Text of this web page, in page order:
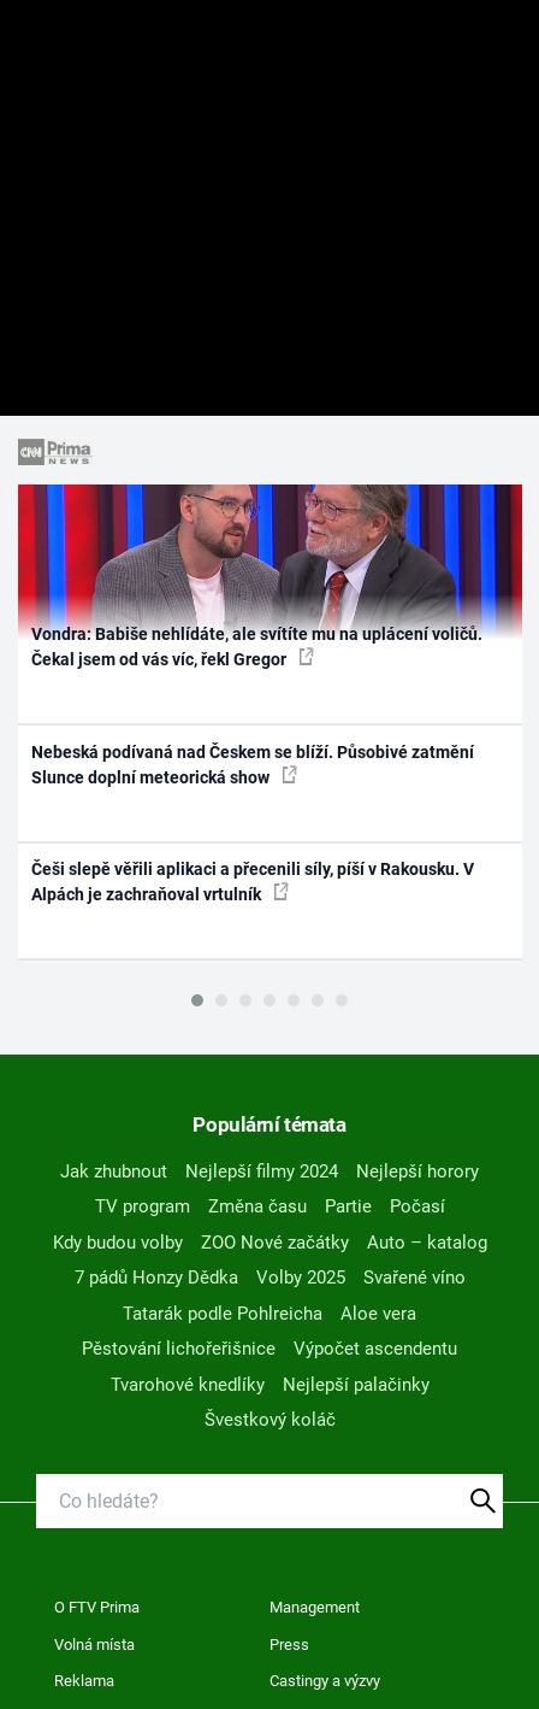
Vondra: Babiše nehlídáte, ale svítíte mu na uplácení voličů.
Čekal jsem od vás víc, řekl Gregor
Nebeská podívaná nad Českem se blíží. Působivé zatmění
Slunce doplní meteorická show
Češi slepě věřili aplikaci a přecenili síly, píší v Rakousku. V
Alpách je zachraňoval vrtulník
Populární témata
Jak zhubnout Nejlepší filmy 2024
Nejlepší horory
TV program
Změna času Partie
Počasí
Kdy budou volby
ZOO Nové začátky
Auto – katalog
7 pádů Honzy Dědka
Volby 2025
Svařené víno
Tatarák podle Pohlreicha
Aloe vera
Pěstování lichořeřišnice
Výpočet ascendentu
Tvarohové knedlíky
Nejlepší palačinky
Švestkový koláč
O FTV Prima Management
Volná místa Press
Reklama Castingy a výzvy